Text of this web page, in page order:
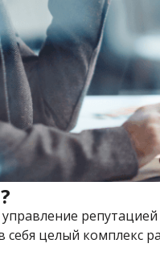
целый комплекс